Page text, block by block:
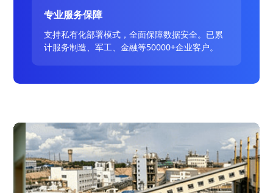
专业服务保障
支持私有化部署模式，全面保障数据安全。已累
计服务制造、军工、金融等50000+企业客户。